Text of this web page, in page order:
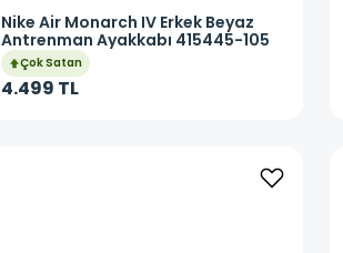
Nike Air Monarch IV Erkek Beyaz
Antrenman Ayakkabı 415445-105
Çok Satan
4.499 TL